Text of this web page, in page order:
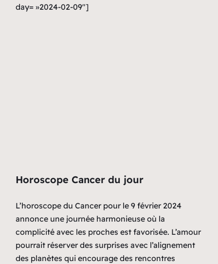
day= »2024-02-09″]
Horoscope Cancer du jour
L’horoscope du Cancer pour le 9 février 2024
annonce une journée harmonieuse où la
complicité avec les proches est favorisée. L’amour
pourrait réserver des surprises avec l’alignement
des planètes qui encourage des rencontres